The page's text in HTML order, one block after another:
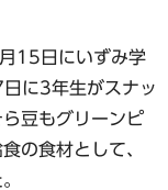
15日にいずみ学
に3年生がスナッ
豆もグリーンピ
の食材として、